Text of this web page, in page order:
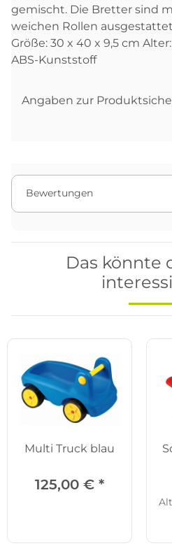
gemischt. Die Bretter sind
weichen Rollen
Größe: 30 x 40 x 9,5 cm
ABS-Kunststoff
Angaben zur
Bewertungen
Das könnte
Multi Truck blau
125,00 € *